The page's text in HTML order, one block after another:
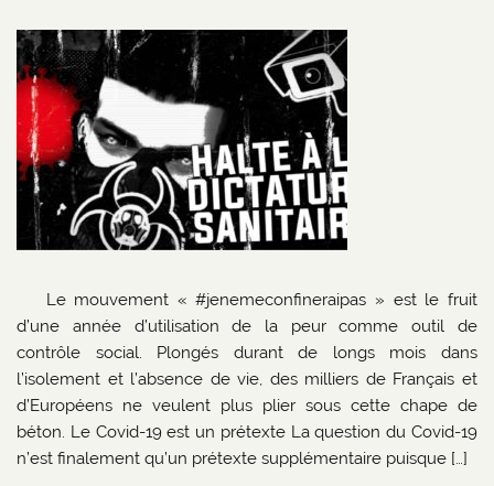
Le mouvement « #jenemeconfineraipas » est le fruit
d’une année d’utilisation de la peur comme outil de
contrôle social. Plongés durant de longs mois dans
l’isolement et l’absence de vie, des milliers de Français et
d’Européens ne veulent plus plier sous cette chape de
béton. Le Covid-19 est un prétexte La question du Covid-19
n’est finalement qu’un prétexte supplémentaire puisque […]